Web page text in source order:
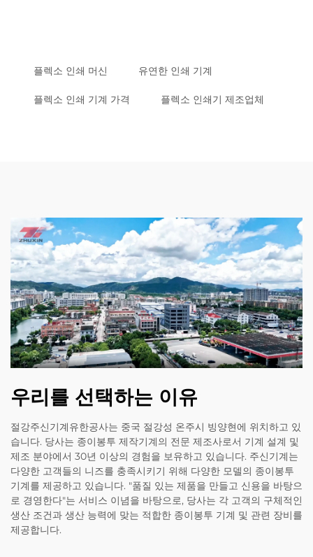
플렉소 인쇄 머신 유연한 인쇄 기계
플렉소 인쇄 기계 가격 플렉소 인쇄기 제조업체
우리를 선택하는 이유
절강주신기계유한공사는 중국 절강성 온주시 빙양현에 위치하고 있
습니다. 당사는 종이봉투 제작기계의 전문 제조사로서 기계 설계 및
제조 분야에서 30년 이상의 경험을 보유하고 있습니다. 주신기계는
다양한 고객들의 니즈를 충족시키기 위해 다양한 모델의 종이봉투
기계를 제공하고 있습니다. "품질 있는 제품을 만들고 신용을 바탕으
로 경영한다"는 서비스 이념을 바탕으로, 당사는 각 고객의 구체적인
생산 조건과 생산 능력에 맞는 적합한 종이봉투 기계 및 관련 장비를
제공합니다.